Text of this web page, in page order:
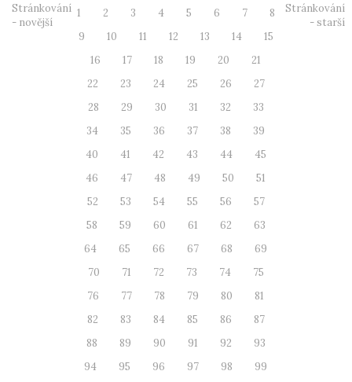
Stránkování
- novější
1 2 3 4 5 6 7
8
9
10 11 12 13 14
15
16
17 18 19 20
21
22
23 24 25 26
27
28
29 30 31 32
33
34
35 36 37 38
39
40
41 42 43 44
45
46
47 48 49 50
51
52
53 54 55 56
57
58
59 60 61 62
63
64
65 66 67 68
69
70
71 72 73 74
75
76
77 78 79 80
81
82
83 84 85 86
87
88
89 90 91 92
93
94
95 96 97 98
99
Stránkování
- starší